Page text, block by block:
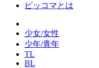
ピッコマとは
少女/女性
少年/青年
TL
BL